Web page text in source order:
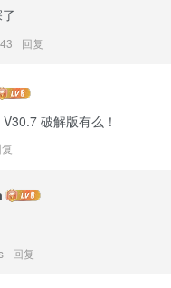
回复
破解版有么！
回复